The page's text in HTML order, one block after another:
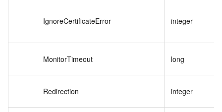
IgnoreCertificateError integer
MonitorTimeout long
Redirection integer